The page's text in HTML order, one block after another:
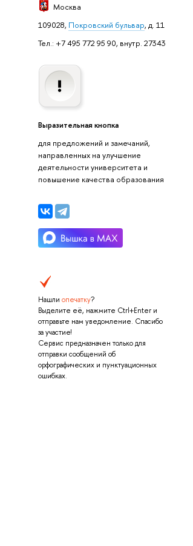
Москва
109028, Покровский бульвар, д. 11
Тел.: +7 495 772 95 90, внутр. 27343
Выразительная кнопка
для предложений и замечаний,
направленных на улучшение
деятельности университета и
повышение качества образования
Нашли опечатку?
Выделите её, нажмите Ctrl+Enter и
отправьте нам уведомление. Спасибо
за участие!
Сервис предназначен только для
отправки сообщений об
орфографических и пунктуационных
ошибках.